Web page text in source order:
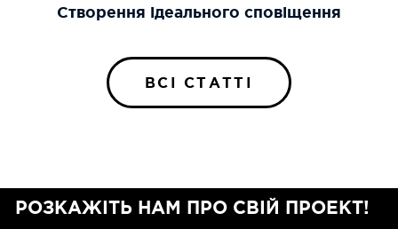
Створення ідеального сповіщення
ВСІ СТАТТІ
РОЗКАЖІТЬ НАМ ПРО СВІЙ ПРОЕКТ!